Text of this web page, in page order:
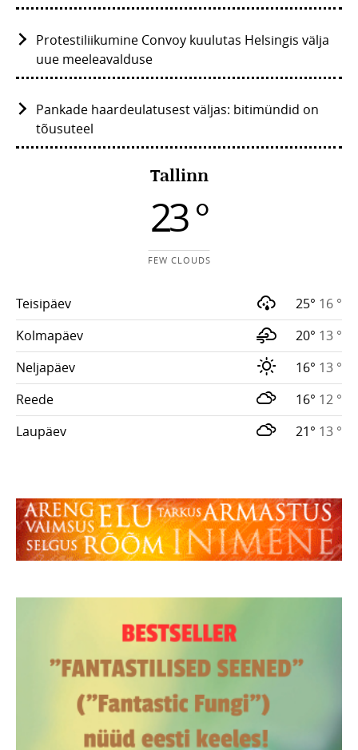
Protestiliikumine Convoy kuulutas Helsingis välja
uue meeleavalduse
Pankade haardeulatusest väljas: bitimündid on
tõusuteel
Tallinn
23 °
FEW CLOUDS
Teisipäev 25° 16 °
Kolmapäev
20° 13 °
Neljapäev
16° 13 °
Reede
16° 12 °
Laupäev
21° 13 °